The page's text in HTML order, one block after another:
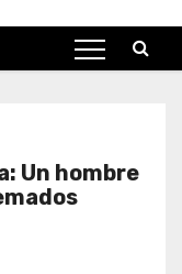
Un hombre